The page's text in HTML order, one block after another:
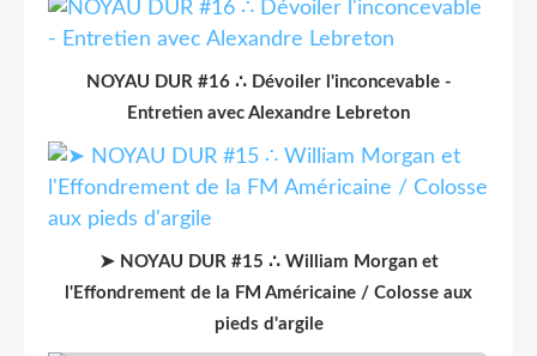
NOYAU DUR #16 ∴ Dévoiler l'inconcevable -
Entretien avec Alexandre Lebreton
➤ NOYAU DUR #15 ∴ William Morgan et
l'Effondrement de la FM Américaine / Colosse aux
pieds d'argile